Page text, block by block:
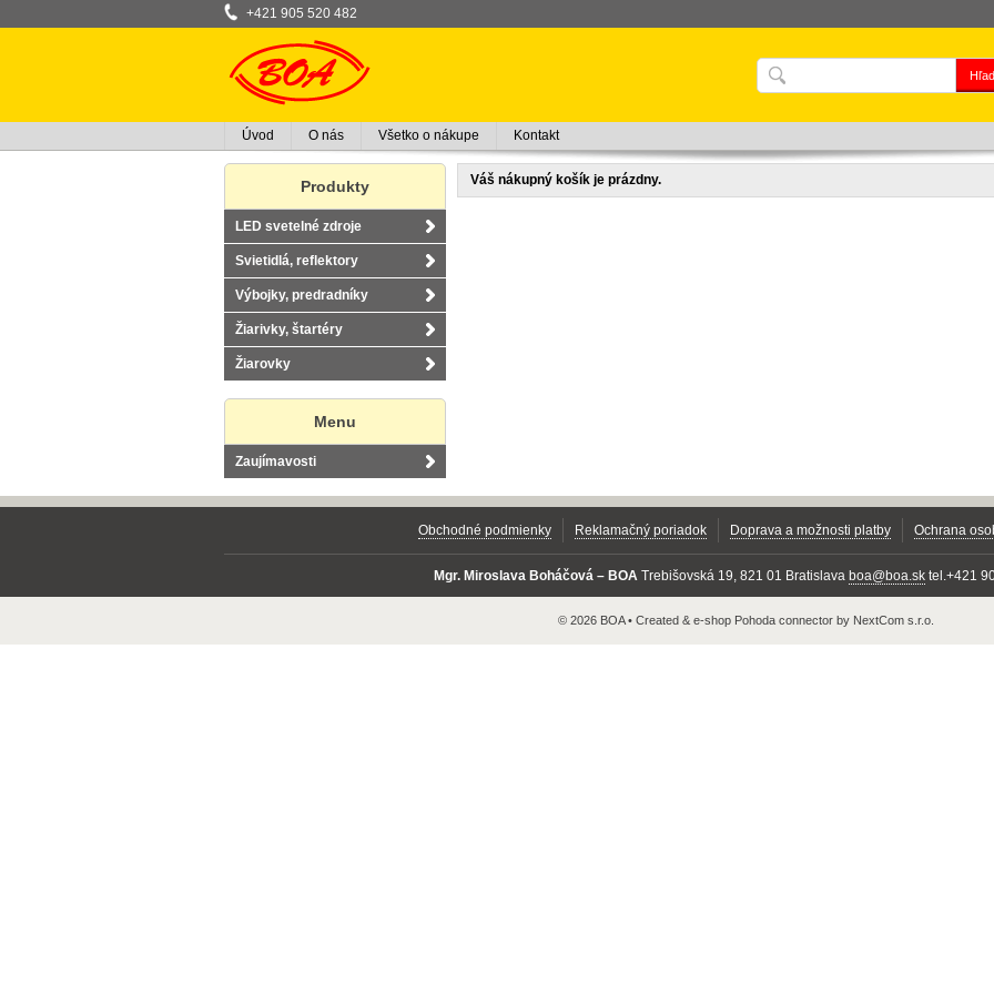
+421 905 520 482
Váš nákupný košík je prázdny.
Produkty
LED svetelné zdroje
Svietidlá, reflektory
Výbojky, predradníky
Žiarivky, štartéry
Žiarovky
Menu
Zaujímavosti
Úvod O nás Všetko o nákupe Kontakt
Obchodné podmienky Reklamačný poriadok Doprava a možnosti platby Ochrana
Mgr. Miroslava Boháčová – BOA Trebišovská 19, 821 01 Bratislava boa@boa.sk tel.+421
© 2026 BOA • Created & e-shop Pohoda connectorby NextCom s.r.o.